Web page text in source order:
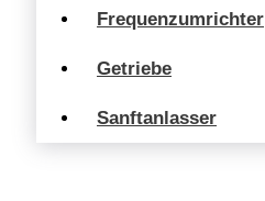
Frequenzumrichter
Getriebe
Sanftanlasser